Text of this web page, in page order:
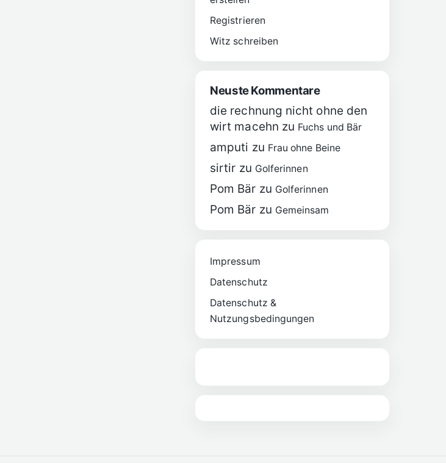
Registrieren
Witz schreiben
Neuste Kommentare
die rechnung nicht ohne den
wirt macehn zu Fuchs und Bär
amputi zu Frau ohne Beine
sirtir zu Golferinnen
Pom Bär zu Golferinnen
Pom Bär zu Gemeinsam
Impressum
Datenschutz
Datenschutz &
Nutzungsbedingungen